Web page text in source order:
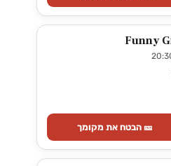
🎫 הבטח את מקומך